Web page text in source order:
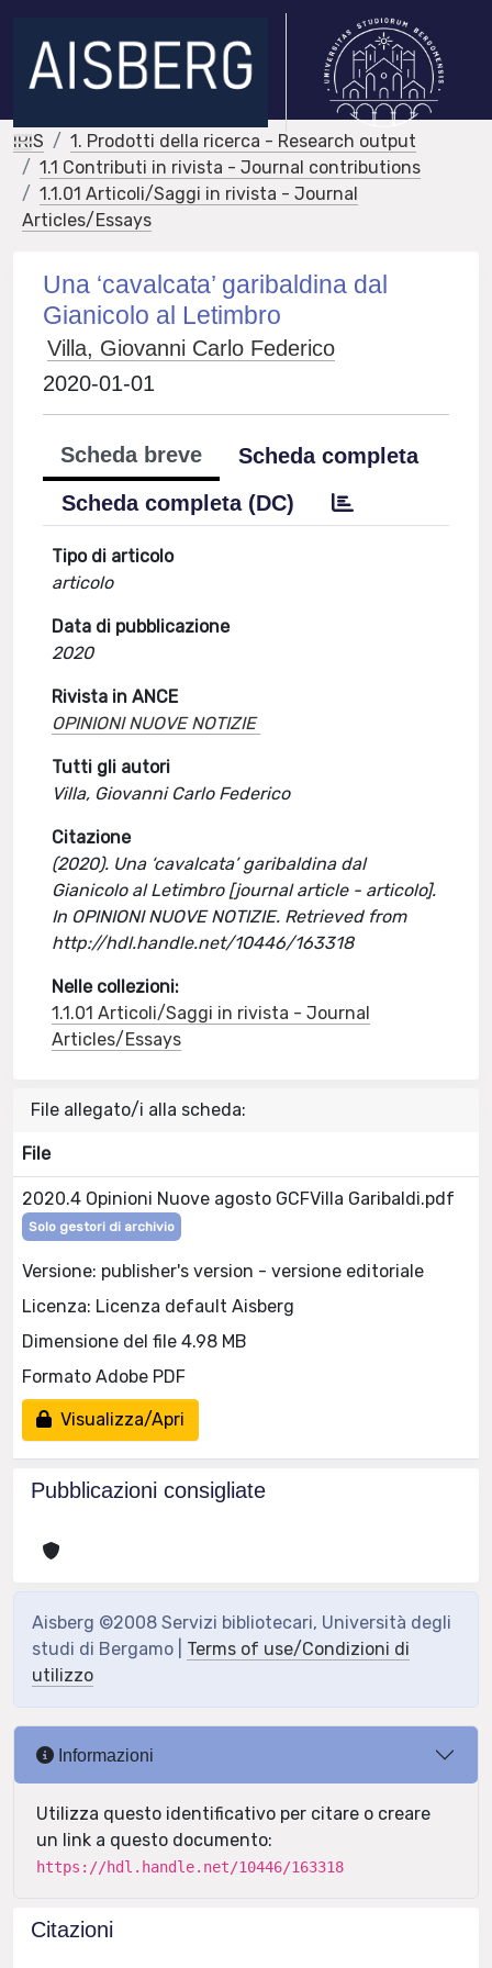
IRIS
1. Prodotti della ricerca - Research output
1.1 Contributi in rivista - Journal contributions
1.1.01 Articoli/Saggi in rivista - Journal
Articles/Essays
Una ‘cavalcata’ garibaldina dal
Gianicolo al Letimbro
Villa, Giovanni Carlo Federico
2020-01-01
Scheda breve
Scheda completa
Scheda completa (DC)
Tipo di articolo
articolo
Data di pubblicazione
2020
Rivista in ANCE
OPINIONI NUOVE NOTIZIE
Tutti gli autori
Villa, Giovanni Carlo Federico
Citazione
(2020). Una ‘cavalcata’ garibaldina dal
Gianicolo al Letimbro [journal article - articolo].
In OPINIONI NUOVE NOTIZIE. Retrieved from
http://hdl.handle.net/10446/163318
Nelle collezioni:
1.1.01 Articoli/Saggi in rivista - Journal
Articles/Essays
File allegato/i alla scheda:
File
2020.4 Opinioni Nuove agosto GCFVilla Garibaldi.pdf
Solo gestori di archivio
Versione: publisher's version - versione editoriale
Licenza: Licenza default Aisberg
Dimensione del file 4.98 MB
Formato Adobe PDF
Visualizza/Apri
Pubblicazioni consigliate
Aisberg ©2008 Servizi bibliotecari, Università degli
studi di Bergamo | Terms of use/Condizioni di
utilizzo
Informazioni
Utilizza questo identificativo per citare o creare
un link a questo documento:
https://hdl.handle.net/10446/163318
Citazioni